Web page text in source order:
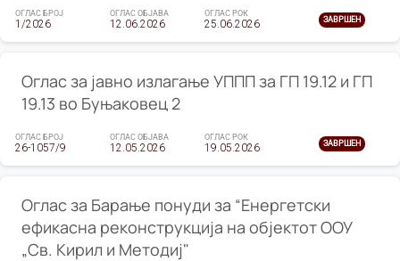
ОГЛАС БРОЈ
1/2026
ОГЛАС ОБЈАВА
12.06.2026
ОГЛАС РОК
25.06.2026 ЗАВРШЕН
Оглас за јавно излагање УППП за ГП 19.12 и ГП
19.13 во Буњаковец 2
ОГЛАС БРОЈ
26-1057/9
ОГЛАС ОБЈАВА
12.05.2026
ОГЛАС РОК
19.05.2026 ЗАВРШЕН
Оглас за Барање понуди за “Енергетски
ефикасна реконструкција на објектот ООУ
„Св. Кирил и Методиј"